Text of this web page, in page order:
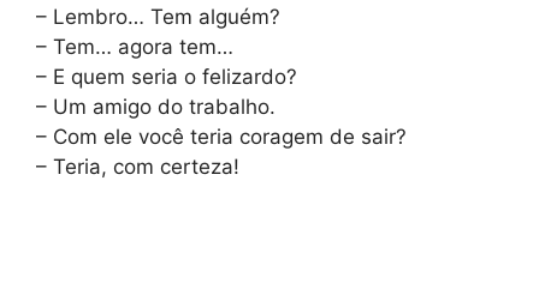
– Lembro… Tem alguém?
– Tem… agora tem…
– E quem seria o felizardo?
– Um amigo do trabalho.
– Com ele você teria coragem de sair?
– Teria, com certeza!